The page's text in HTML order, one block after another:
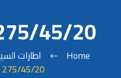
45/20
Home اطارات
275/45/20